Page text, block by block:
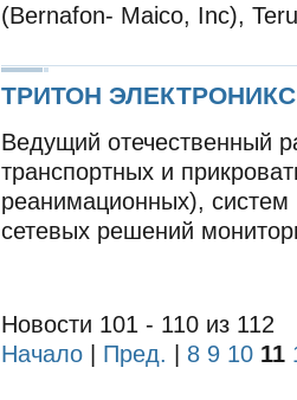
(Bernafon- Maico, Inc),
ТРИТОН ЭЛЕКТРОНИКС
Ведущий отечественный
транспортных и
реанимационных), систем
сетевых решений
Новости 101 - 110 из 112
Начало
Пред. 8 9 10 11